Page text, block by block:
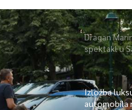
Dragan
spektakl u
Izložba
automobila